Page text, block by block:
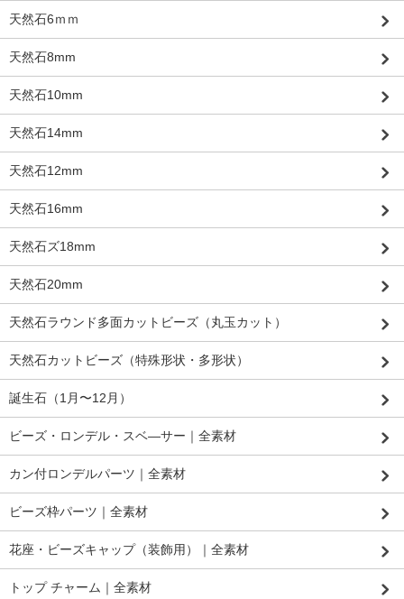
天然石6ｍｍ
天然石8mm
天然石10mm
天然石14mm
天然石12mm
天然石16mm
天然石ズ18mm
天然石20mm
天然石ラウンド多面カットビーズ（丸玉カット）
天然石カットビーズ（特殊形状・多形状）
誕生石（1月〜12月）
ビーズ・ロンデル・スベ―サー｜全素材
カン付ロンデルパーツ｜全素材
ビーズ枠パーツ｜全素材
花座・ビーズキャップ（装飾用）｜全素材
トップ チャーム｜全素材